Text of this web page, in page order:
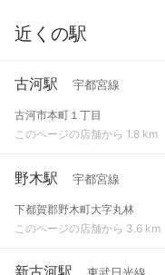
近くの駅
古河駅 宇都宮線
古河市本町１丁目
このページの店舗から 1.8 km
野木駅 宇都宮線
下都賀郡野木町大字丸林
このページの店舗から 3.6 km
新古河駅